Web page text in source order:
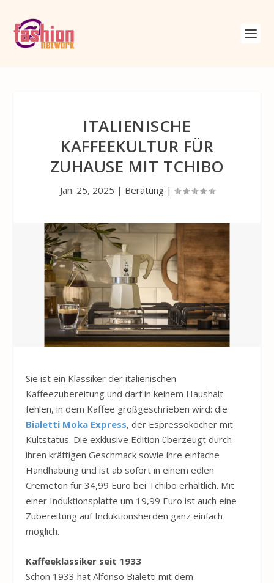
ITALIENISCHE
KAFFEEKULTUR FÜR
ZUHAUSE MIT TCHIBO
Jan. 25, 2025 | Beratung|
Sie ist ein Klassiker der italienischen
Kaffeezubereitung und darf in keinem Haushalt
fehlen, in dem Kaffee großgeschrieben wird: die
Bialetti Moka Express, der Espressokocher mit
Kultstatus. Die exklusive Edition überzeugt durch
ihren kräftigen Geschmack sowie ihre einfache
Handhabung und ist ab sofort in einem edlen
Cremeton für 34,99 Euro bei Tchibo erhältlich. Mit
einer Induktionsplatte um 19,99 Euro ist auch eine
Zubereitung auf Induktionsherden ganz einfach
möglich.
Kaffeeklassiker seit 1933
Schon 1933 hat Alfonso Bialetti mit dem